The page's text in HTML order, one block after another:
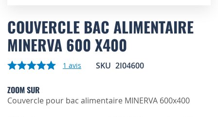
to
the
beginning
of
images
COUVERCLE BAC ALIMENTAIRE
MINERVA 600 X400
1 avis SKU 2I04600
ZOOM SUR
Couvercle pour bac alimentaire MINERVA 600x400